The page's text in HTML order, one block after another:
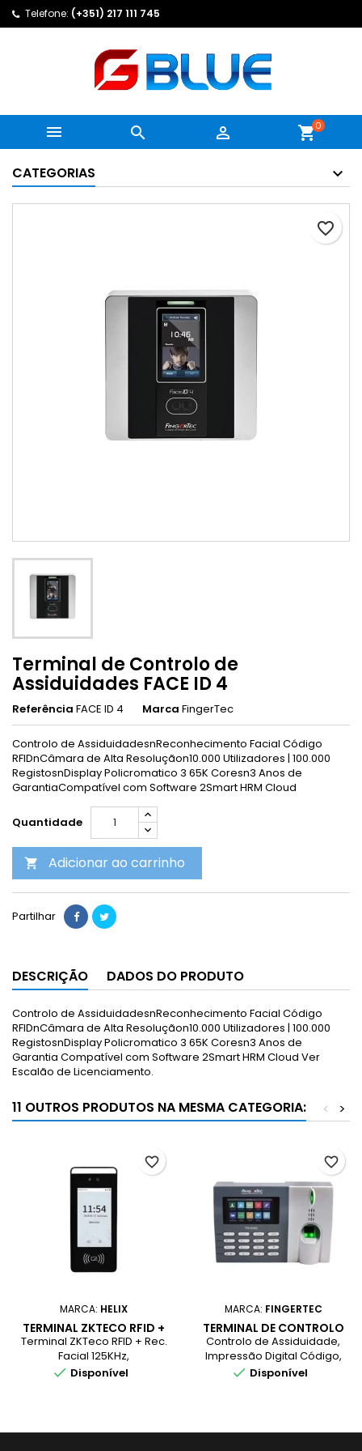
Telefone: (+351) 217 111 745
   shopping_cart0
CATEGORIAS
favorite_border
Terminal de Controlo de
Assiduidades FACE ID 4
Referência FACE ID 4 Marca FingerTec
Controlo de AssiduidadesnReconhecimento Facial Código
RFIDnCâmara de Alta Resoluçãon10.000 Utilizadores | 100.000
RegistosnDisplay Policromatico 3 65K Coresn3 Anos de
GarantiaCompatível com Software 2Smart HRM Cloud
Quantidade
 Adicionar ao carrinho
Partilhar
DESCRIÇÃO DADOS DO PRODUTO
Controlo de AssiduidadesnReconhecimento Facial Código
RFIDnCâmara de Alta Resoluçãon10.000 Utilizadores | 100.000
RegistosnDisplay Policromatico 3 65K Coresn3 Anos de
Garantia Compatível com Software 2Smart HRM Cloud Ver
Escalão de Licenciamento.
11 OUTROS PRODUTOS NA MESMA CATEGORIA: >
<
MARCA: HELIX
TERMINAL ZKTECO RFID +
REC. FACIAL 125KHZ
Terminal ZKTeco RFID + Rec.
Facial 125KHz,
 Disponível
favorite_border
MARCA: FINGERTEC
TERMINAL DE CONTROLO
DE ASSIDUIDADES
IMPRESSÃO DIGITAL
CÓDIGO
Controlo de Assiduidade,
Impressão Digital Código,
10.000 Utilizadores, 200.000
Compatível com Software
 Disponível
favorite_border